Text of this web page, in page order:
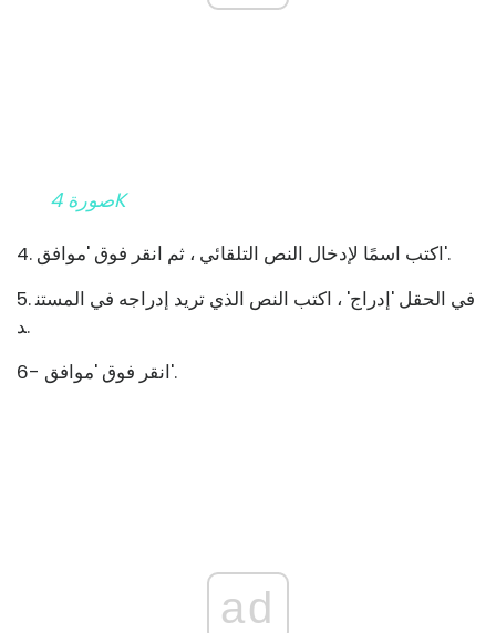
صورة 4K
4. اكتب اسمًا لإدخال النص التلقائي ، ثم انقر فوق 'موافق'.
5. في الحقل 'إدراج' ، اكتب النص الذي تريد إدراجه في المستن
د.
6- انقر فوق 'موافق'.
ad